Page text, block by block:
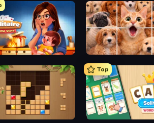
Home Story Jigpic Solitaire
Block Journey
Top
Card Solitaire: Word